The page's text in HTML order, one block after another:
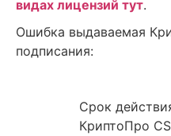
видах лицензий тут.
Ошибка выдаваемая
подписания:
Срок
КриптоПро